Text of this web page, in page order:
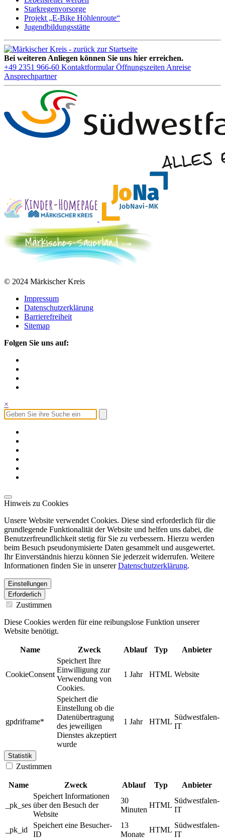
Starkregenvorsorge
Projekt „E-Bike Höhlenroute“
Jugendbildungsstätte
Bei weiteren Anliegen können Sie uns hier erreichen.
+49 2351 966-60 Kontaktformular Öffnungszeiten Anreise
Ansprechpartner
© 2024 Märkischer Kreis
Impressum
Datenschutzerklärung
Barrierefreiheit
Sitemap
Folgen Sie uns auf:
×
Hinweis zu Cookies
Unsere Website verwendet Cookies. Diese sind erforderlich für die
grundlegende Funktionalität der Website und helfen uns dabei, die
Benutzerfreundlichkeit stetig für Sie zu verbessern. Hierzu werden
beim Besuch pseudonymisierte Daten gesammelt und ausgewertet.
Ihr Einverständnis hierzu können Sie jederzeit widerrufen. Weitere
Informationen finden Sie in unsererDatenschutzerklärung.
Einstellungen
Erforderlich
Zustimmen
Diese Cookies werden für eine reibungslose Funktion unserer
Website benötigt.
Name Zweck Ablauf Typ Anbieter
CookieConsent
Speichert Ihre
Einwilligung zur
Verwendung von
Cookies.
1 Jahr HTML Website
gpdriframe*
Speichert die
Einstellung ob die
Datenübertragung
des jeweiligen
Dienstes akzeptiert
wurde
1 Jahr HTML
Südwestfalen-
IT
Statistik
Zustimmen
Name Zweck Ablauf Typ Anbieter
_pk_ses
Speichert Informationen
über den Besuch der
Website
30
Minuten
HTML
Südwestfalen-
IT
_pk_id
Speichert eine Besucher-
ID
13
Monate
HTML
Südwestfalen-
IT